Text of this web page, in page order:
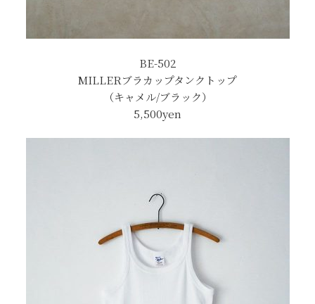
BE-502
MILLERブラカップタンクトップ
（キャメル/ブラック）
5,500yen